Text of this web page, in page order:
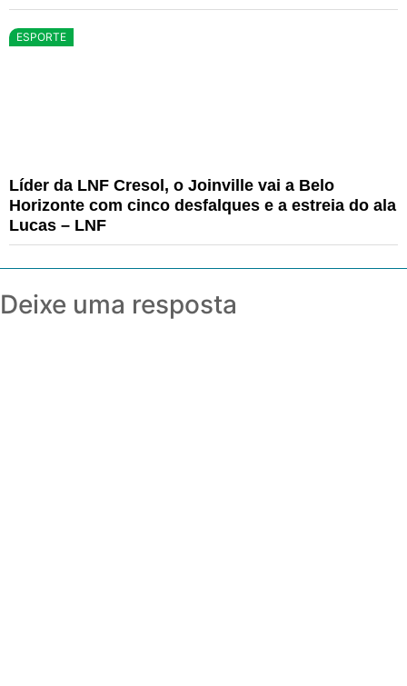
ESPORTE
Líder da LNF Cresol, o Joinville vai a Belo
Horizonte com cinco desfalques e a estreia do ala
Lucas – LNF
Deixe uma resposta